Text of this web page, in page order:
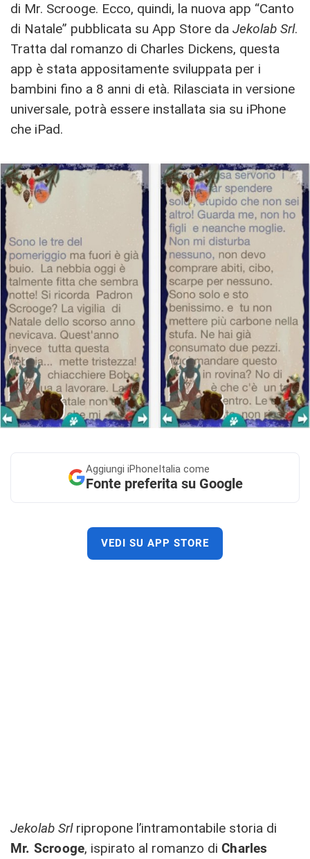
di Mr. Scrooge. Ecco, quindi, la nuova app “Canto
di Natale” pubblicata su App Store da Jekolab Srl.
Tratta dal romanzo di Charles Dickens, questa
app è stata appositamente sviluppata per i
bambini fino a 8 anni di età. Rilasciata in versione
universale, potrà essere installata sia su iPhone
che iPad.
Aggiungi iPhoneItalia come
Fonte preferita su Google
VEDI SU APP STORE
Jekolab Srlripropone l’intramontabile storia di
Mr. Scrooge, ispirato al romanzo diCharles